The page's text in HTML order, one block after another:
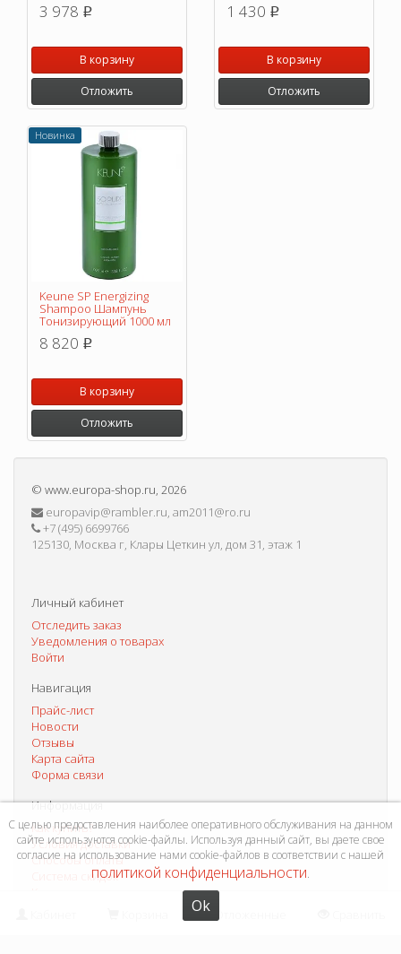
3 978 p
В корзину
Отложить
1 430 p
В корзину
Отложить
Новинка
Keune SP Energizing
Shampoo Шампунь
Тонизирующий 1000 мл
8 820 p
В корзину
Отложить
© www.europa-shop.ru, 2026
europavip@rambler.ru, am2011@ro.ru
+7 (495) 6699766
125130, Москва г, Клары Цеткин ул, дом 31, этаж 1
Личный кабинет
Отследить заказ
Уведомления о товарах
Войти
Навигация
Прайс-лист
Новости
Отзывы
Карта сайта
Форма связи
Информация
Как купить?
Условия доставки
Способы оплаты
Система скидок
С целью предоставления наиболее оперативного обслуживания на данном
сайте используются cookie-файлы. Используя данный сайт, вы даете свое
согласие на использование нами cookie-файлов в соответствии с нашей
политикой конфиденциальности.
Ok